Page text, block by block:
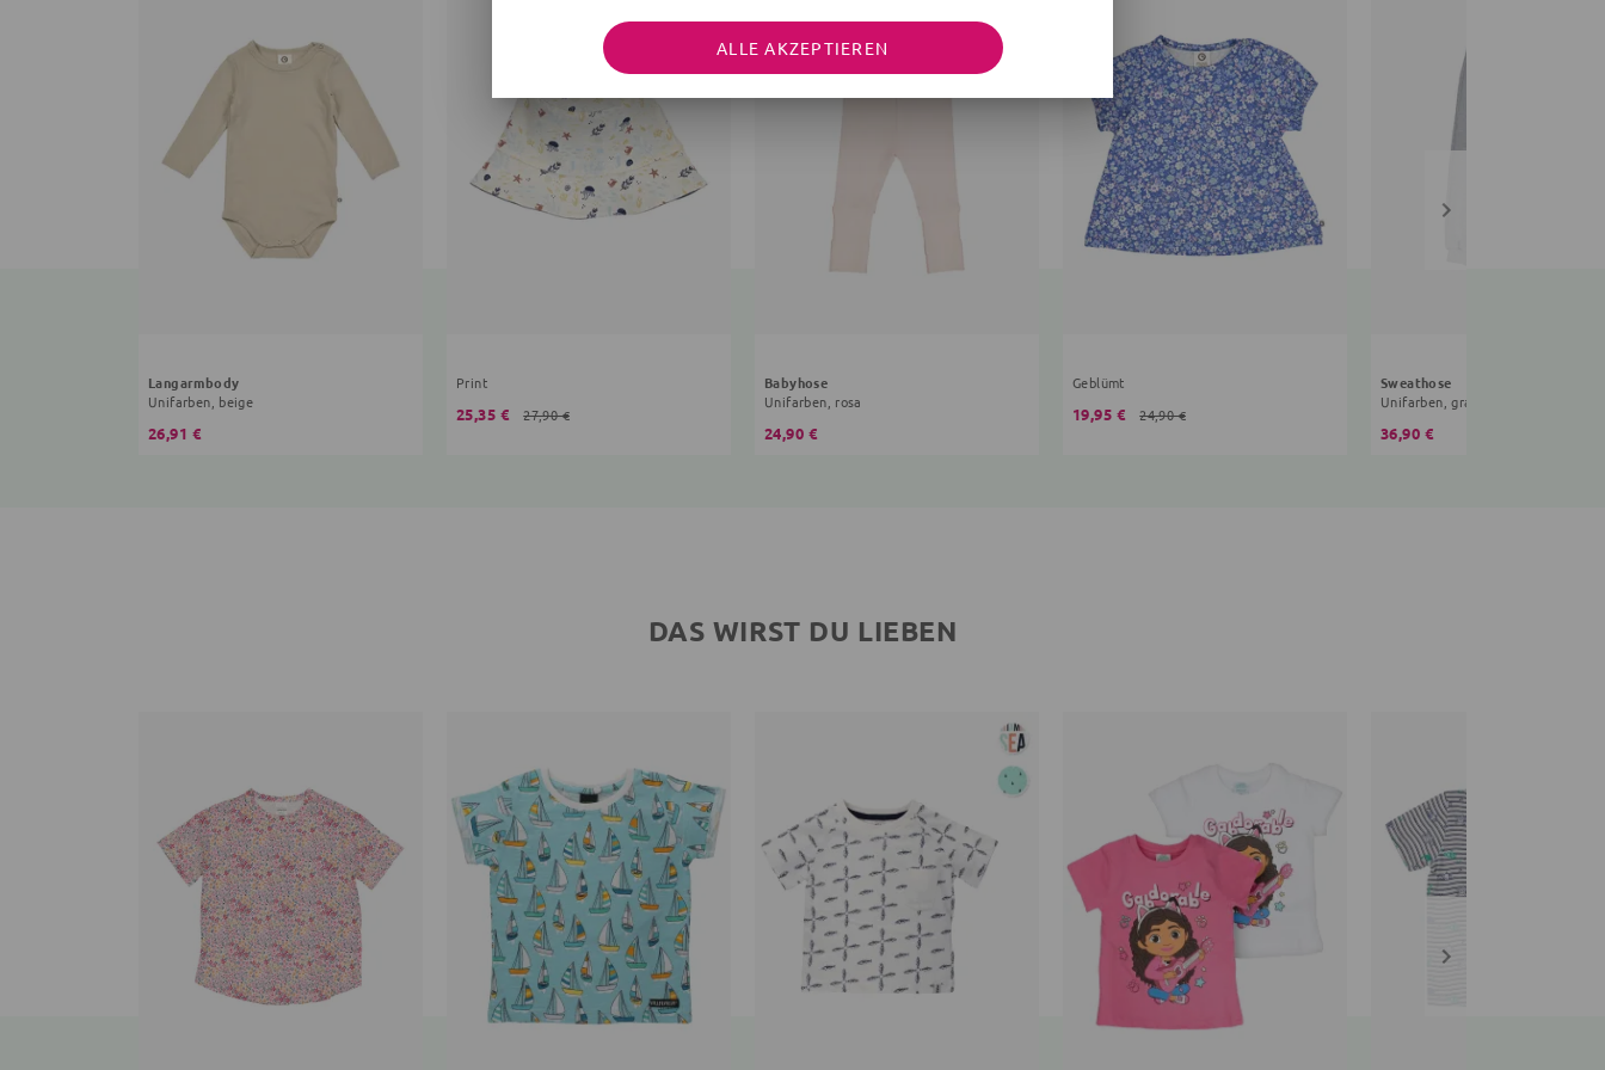
Langarmbody
Unifarben, beige
26,91 €
Print
25,35 € 27,90 €
Babyhose
Unifarben, rosa
24,90 €
Geblümt
19,95 € 24,90 €
Sweathose
Unifarben, grau
36,90 €
DAS WIRST DU LIEBEN
ALLE AKZEPTIEREN